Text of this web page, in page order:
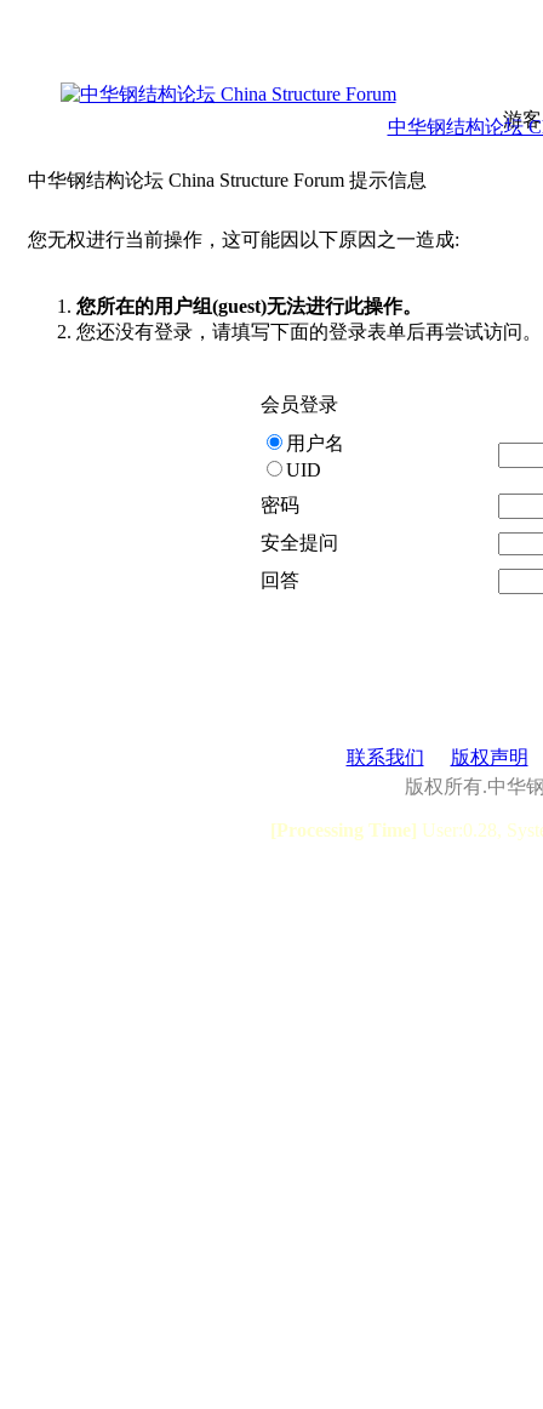
游
中华钢结构论坛
中华钢结构论坛 China Structure Forum 提示信息
您无权进行当前操作，这可能因以下原因之一造成:
您所在的用户组(guest)无法进行此操作。
您还没有登录，请填写下面的登录表单后再尝试访问。
会员登录
用户名
UID
密码
安全提问
回答
联系我们
版权声明
版权所有.中华
[Processing Time] User:0.28,